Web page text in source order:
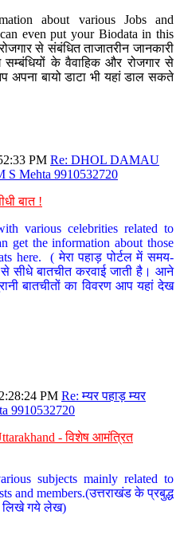
about various Jobs and
even put your Biodata in this
से संबंधित ताजातरीन जानकारी
के वैवाहिक और रोजगार से
बायो डाटा भी यहां डाल सकते
PM Re: DHOL DAMAU
S Mehta 9910532720
बात !
various celebrities related to
get the information about those
here. ( मेरा पहाड़ पोर्टल में समय-
सीधे बातचीत करवाई जाती है। आने
बातचीतों का विवरण आप यहां देख
PM Re: म्यर पहाड़ म्यर
9910532720
- विशेष आमंत्रित
subjects mainly related to
and members.(उत्तराखंड के प्रबुद्ध
लिखे गये लेख)